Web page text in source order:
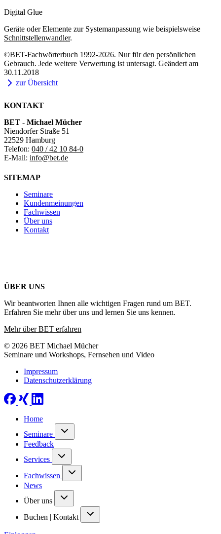
Digital Glue
Geräte oder Elemente zur Systemanpassung wie beispielsweise
Schnittstellenwandler.
©BET-Fachwörterbuch 1992-2026. Nur für den persönlichen
Gebrauch. Jede weitere Verwertung ist untersagt. Geändert am
30.11.2018
zur Übersicht
KONTAKT
BET - Michael Mücher
Niendorfer Straße 51
22529 Hamburg
Telefon: 040 / 42 10 84-0
E-Mail: info@bet.de
SITEMAP
Seminare
Kundenmeinungen
Fachwissen
Über uns
Kontakt
ÜBER UNS
Wir beantworten Ihnen alle wichtigen Fragen rund um BET.
Erfahren Sie mehr über uns und lernen Sie uns kennen.
Mehr über BET erfahren
© 2026 BET Michael Mücher
Seminare und Workshops, Fernsehen und Video
Impressum
Datenschutzerklärung
Home
Seminare
Feedback
Services
Fachwissen
News
Über uns
Buchen | Kontakt